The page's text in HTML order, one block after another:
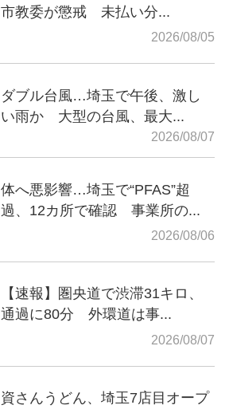
市教委が懲戒 未払い分...
2026/08/05
ダブル台風…埼玉で午後、激し
い雨か 大型の台風、最大...
2026/08/07
体へ悪影響…埼玉で“PFAS”超
過、12カ所で確認 事業所の...
2026/08/06
【速報】圏央道で渋滞31キロ、
通過に80分 外環道は事...
2026/08/07
資さんうどん、埼玉7店目オープ